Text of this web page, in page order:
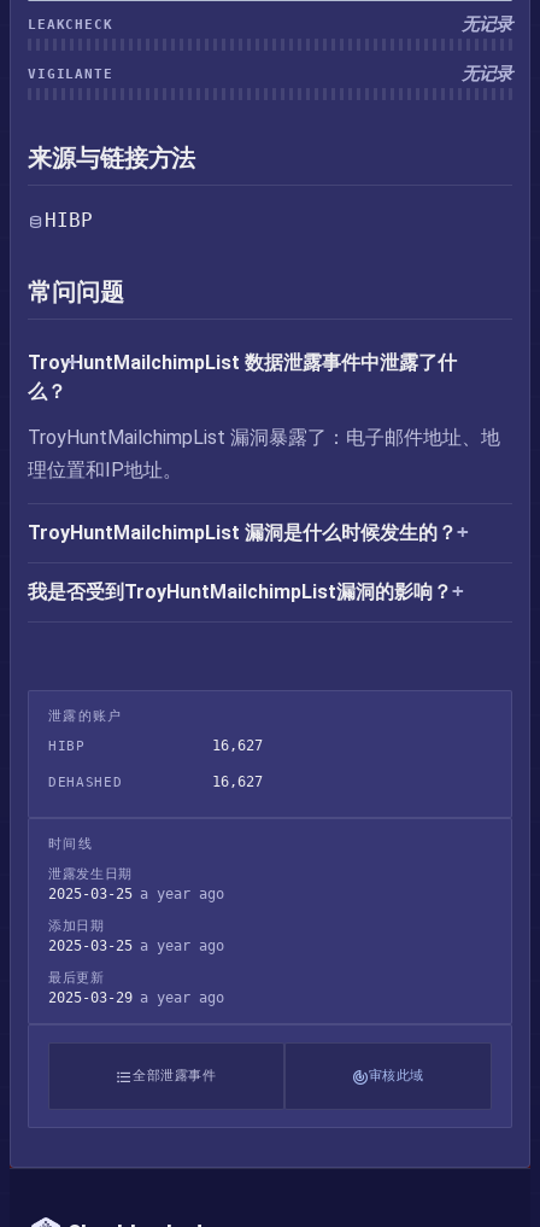
LEAKCHECK 无记录
VIGILANTE 无记录
来源与链接方法
HIBP
常问问题
TroyHuntMailchimpList 数据泄露事件中泄露了什
么？
TroyHuntMailchimpList 漏洞暴露了：电子邮件地址、地
理位置和IP地址。
TroyHuntMailchimpList 漏洞是什么时候发生的？
我是否受到TroyHuntMailchimpList漏洞的影响？
泄露的账户
HIBP
16,627
DEHASHED 16,627
时间线
泄露发生日期
2025-03-25 a year ago
添加日期
2025-03-25 a year ago
最后更新
2025-03-29 a year ago
全部泄露事件 审核此域